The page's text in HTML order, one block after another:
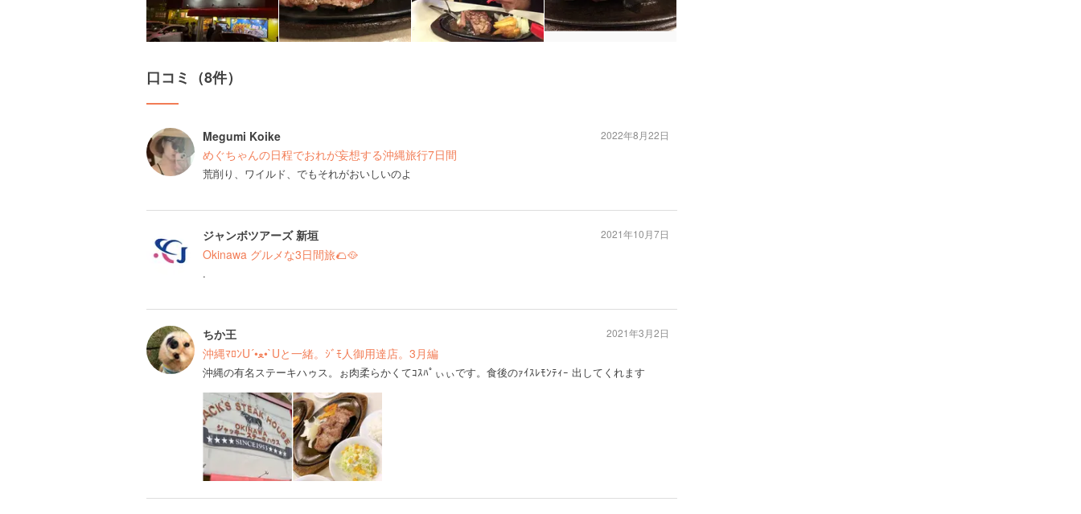
口コミ（8件）
Megumi Koike
めぐちゃんの日程でおれが妄想する沖縄旅行7日間
荒削り、ワイルド、でもそれがおいしいのよ
2022年8月22日
ジャンボツアーズ 新垣
Okinawa グルメな3日間旅🌮🥘
.
2021年10月7日
ちか王
沖縄ﾏﾛﾝU´•ﻌ•`Uと一緒。ｼﾞﾓ人御用達店。3月編
沖縄の有名ステーキハゥス。ぉ肉柔らかくてｺｽﾊﾟぃぃです。食後のｧｲｽﾚﾓﾝﾃｨｰ 出してくれます
2021年3月2日